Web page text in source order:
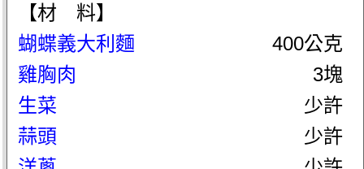
【材 料】
蝴蝶義大利麵
400公克
雞胸肉
3塊
生菜
少許
蒜頭
少許